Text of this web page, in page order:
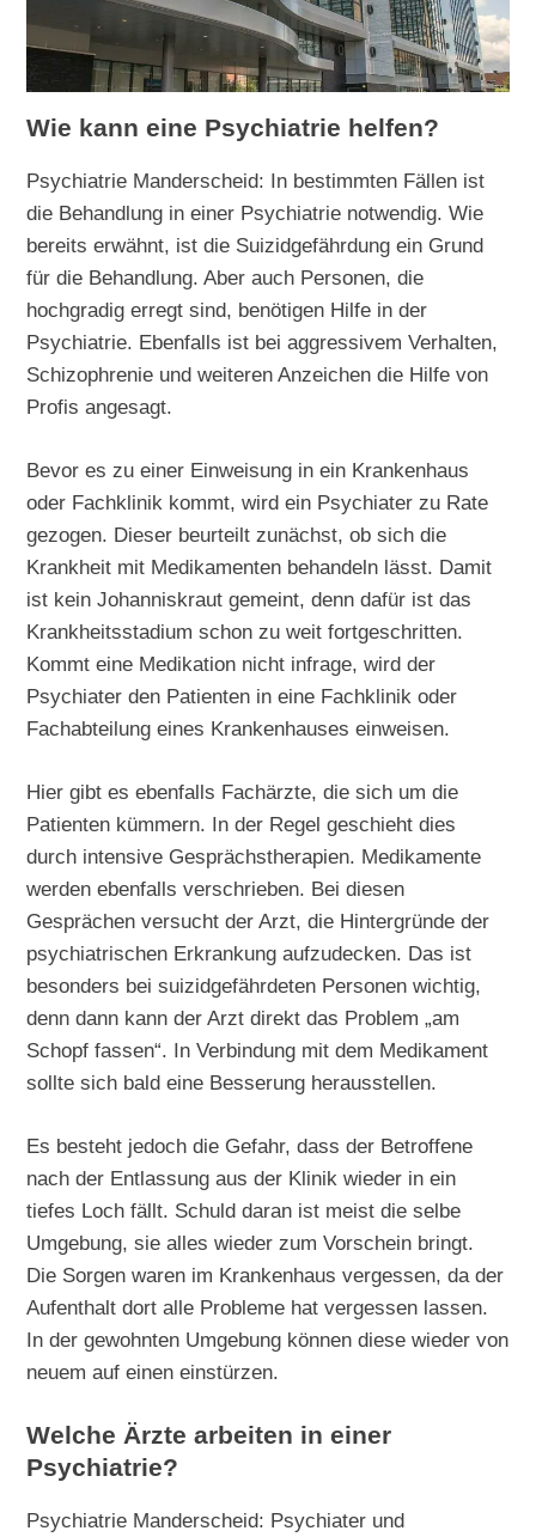
Wie kann eine Psychiatrie helfen?
Psychiatrie Manderscheid: In bestimmten Fällen ist
die Behandlung in einer Psychiatrie notwendig. Wie
bereits erwähnt, ist die Suizidgefährdung ein Grund
für die Behandlung. Aber auch Personen, die
hochgradig erregt sind, benötigen Hilfe in der
Psychiatrie. Ebenfalls ist bei aggressivem Verhalten,
Schizophrenie und weiteren Anzeichen die Hilfe von
Profis angesagt.
Bevor es zu einer Einweisung in ein Krankenhaus
oder Fachklinik kommt, wird ein Psychiater zu Rate
gezogen. Dieser beurteilt zunächst, ob sich die
Krankheit mit Medikamenten behandeln lässt. Damit
ist kein Johanniskraut gemeint, denn dafür ist das
Krankheitsstadium schon zu weit fortgeschritten.
Kommt eine Medikation nicht infrage, wird der
Psychiater den Patienten in eine Fachklinik oder
Fachabteilung eines Krankenhauses einweisen.
Hier gibt es ebenfalls Fachärzte, die sich um die
Patienten kümmern. In der Regel geschieht dies
durch intensive Gesprächstherapien. Medikamente
werden ebenfalls verschrieben. Bei diesen
Gesprächen versucht der Arzt, die Hintergründe der
psychiatrischen Erkrankung aufzudecken. Das ist
besonders bei suizidgefährdeten Personen wichtig,
denn dann kann der Arzt direkt das Problem „am
Schopf fassen“. In Verbindung mit dem Medikament
sollte sich bald eine Besserung herausstellen.
Es besteht jedoch die Gefahr, dass der Betroffene
nach der Entlassung aus der Klinik wieder in ein
tiefes Loch fällt. Schuld daran ist meist die selbe
Umgebung, sie alles wieder zum Vorschein bringt.
Die Sorgen waren im Krankenhaus vergessen, da der
Aufenthalt dort alle Probleme hat vergessen lassen.
In der gewohnten Umgebung können diese wieder von
neuem auf einen einstürzen.
Welche Ärzte arbeiten in einer
Psychiatrie?
Psychiatrie Manderscheid: Psychiater und